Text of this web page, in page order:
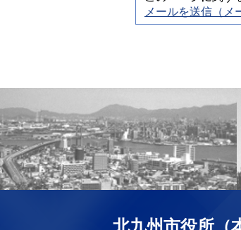
メールを送信（メ
北九州市役所（